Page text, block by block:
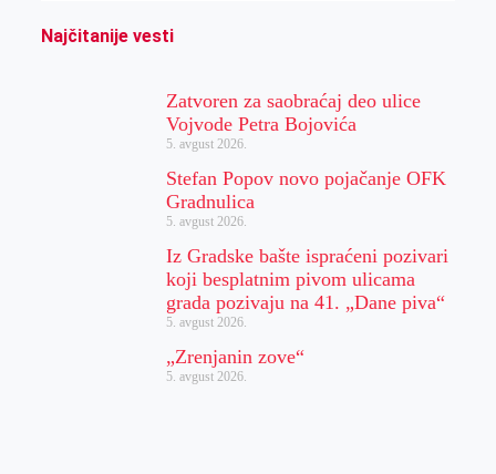
Najčitanije vesti
Zatvoren za saobraćaj deo ulice
Vojvode Petra Bojovića
5. avgust 2026.
Stefan Popov novo pojačanje OFK
Gradnulica
5. avgust 2026.
Iz Gradske bašte ispraćeni pozivari
koji besplatnim pivom ulicama
grada pozivaju na 41. „Dane piva“
5. avgust 2026.
„Zrenjanin zove“
5. avgust 2026.